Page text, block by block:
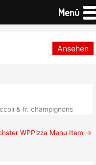
& fr. champignons
WPPizza Menu Item →
Menü
Ansehen